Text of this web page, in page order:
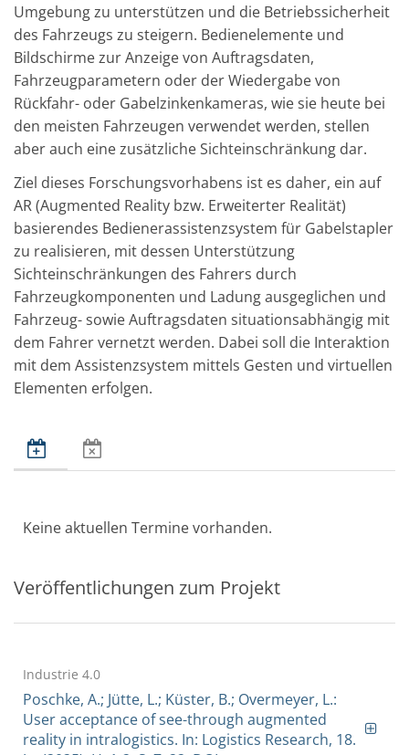
Umgebung zu unterstützen und die Betriebssicherheit
des Fahrzeugs zu steigern. Bedienelemente und
Bildschirme zur Anzeige von Auftragsdaten,
Fahrzeugparametern oder der Wiedergabe von
Rückfahr- oder Gabelzinkenkameras, wie sie heute bei
den meisten Fahrzeugen verwendet werden, stellen
aber auch eine zusätzliche Sichteinschränkung dar.
Ziel dieses Forschungsvorhabens ist es daher, ein auf
AR (Augmented Reality bzw. Erweiterter Realität)
basierendes Bedienerassistenzsystem für Gabelstapler
zu realisieren, mit dessen Unterstützung
Sichteinschränkungen des Fahrers durch
Fahrzeugkomponenten und Ladung ausgeglichen und
Fahrzeug- sowie Auftragsdaten situationsabhängig mit
dem Fahrer vernetzt werden. Dabei soll die Interaktion
mit dem Assistenzsystem mittels Gesten und virtuellen
Elementen erfolgen.
Keine aktuellen Termine vorhanden.
Veröffentlichungen zum Projekt
Industrie 4.0
Poschke, A.; Jütte, L.; Küster, B.; Overmeyer, L.:
User acceptance of see-through augmented
reality in intralogistics. In: Logistics Research, 18.